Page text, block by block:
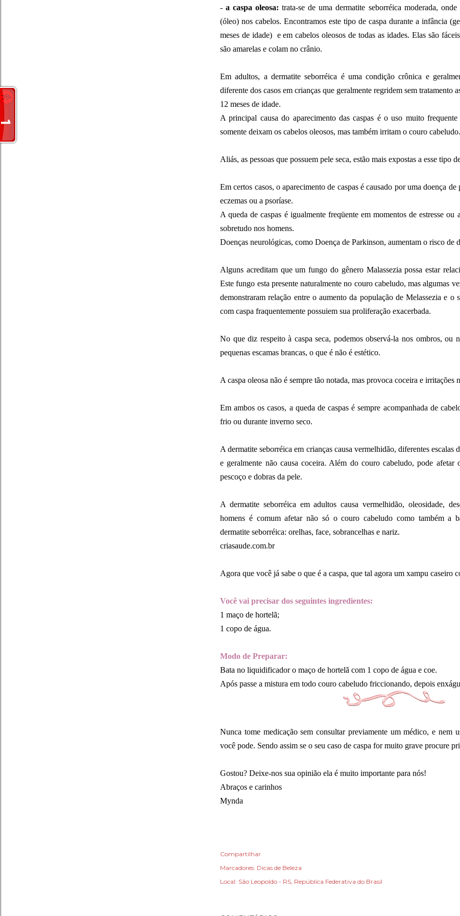
-a caspa oleosa: trata-se de uma dermatite seborréica moderada,
(óleo) nos cabelos. Encontramos este tipo de caspa durante a infância
meses de idade) e em cabelos oleosos de todas as idades. Elas são
são amarelas e colam no crânio.
Em adultos, a dermatite seborréica é uma condição crônica e
diferente dos casos em crianças que geralmente regridem sem tratamento
12 meses de idade.
A principal causa do aparecimento das caspas é o uso muito
somente deixam os cabelos oleosos, mas também irritam o couro cabeludo.
Aliás, as pessoas que possuem pele seca, estão mais expostas a esse tipo
Em certos casos, o aparecimento de caspas é causado por uma doença
eczemas ou a psoríase.
A queda de caspas é igualmente freqüente em momentos de estresse ou
sobretudo nos homens.
Doenças neurológicas, como Doença de Parkinson, aumentam o risco de
Alguns acreditam que um fungo do gênero Malassezia possa estar
Este fungo esta presente naturalmente no couro cabeludo, mas algumas
demonstraram relação entre o aumento da população de Melassezia e o
com caspa fraquentemente possuiem sua proliferação exacerbada.
No que diz respeito à caspa seca, podemos observá-la nos ombros, ou
pequenas escamas brancas, o que é não é estético.
A caspa oleosa não é sempre tão notada, mas provoca coceira e irritações
Em ambos os casos, a queda de caspas é sempre acompanhada de
frio ou durante inverno seco.
A dermatite seborréica em crianças causa vermelhidão, diferentes escalas
e geralmente não causa coceira. Além do couro cabeludo, pode afetar
pescoço e dobras da pele.
A dermatite seborréica em adultos causa vermelhidão, oleosidade,
homens é comum afetar não só o couro cabeludo como também a
dermatite seborréica: orelhas, face, sobrancelhas e nariz.
criasaude.com.br
Agora que você já sabe o que é a caspa, que tal agora um xampu caseiro
Você vai precisar dos seguintes ingredientes:
1 maço de hortelã;
1 copo de água.
Modo de Preparar:
Bata no liquidificador o maço de hortelã com 1 copo de água e coe.
Após passe a mistura em todo couro cabeludo friccionando, depois
Nunca tome medicação sem consultar previamente um médico, e nem
você pode. Sendo assim se o seu caso de caspa for muito grave procure
Gostou? Deixe-nos sua opinião ela é muito importante para nós!
Abraços e carinhos
Mynda
Compartilhar
Marcadores: Dicas de Beleza
Local: São Leopoldo - RS, República Federativa do Brasil